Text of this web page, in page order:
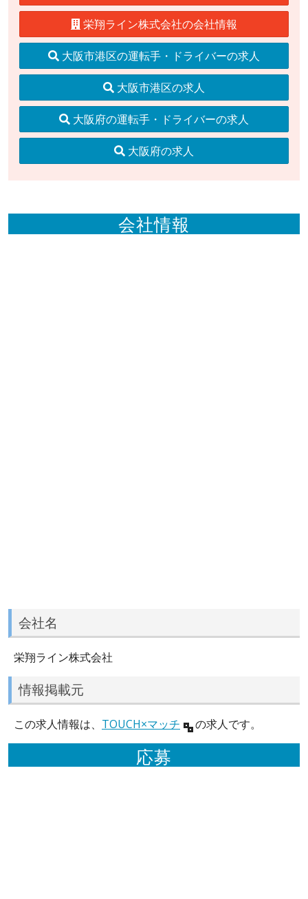
栄翔ライン株式会社の会社情報
大阪市港区の運転手・ドライバーの求人
大阪市港区の求人
大阪府の運転手・ドライバーの求人
大阪府の求人
会社情報
会社名
栄翔ライン株式会社
情報掲載元
この求人情報は、 TOUCH×マッチ の求人です。
応募